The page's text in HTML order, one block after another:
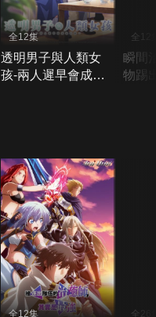
全12集
透明男子與人類女
孩-兩人遲早會成為
全12
瞬間
物踢
全12集 全26